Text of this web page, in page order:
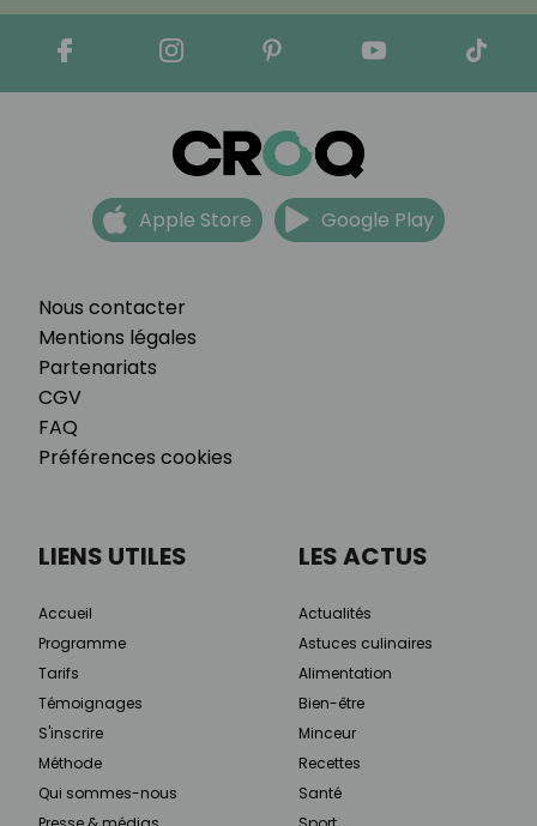
Nous contacter
Mentions légales
Partenariats
CGV
FAQ
Préférences cookies
Apple Store Google Play
LIENS UTILES
Accueil
Programme
Tarifs
Témoignages
S'inscrire
Méthode
Qui sommes-nous
LES ACTUS
Actualités
Astuces culinaires
Alimentation
Bien-être
Minceur
Recettes
Santé